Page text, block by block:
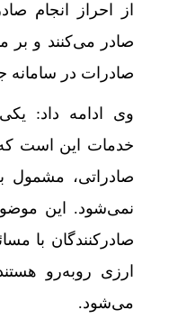
از احراز انجام
صادر می‌کنند و بر
صادرات در
وی ادامه داد:
خدمات این است
صادراتی، مشمول
نمی‌شود. این
صادرکنندگان با
ارزی روبه‌رو
می‌شود.